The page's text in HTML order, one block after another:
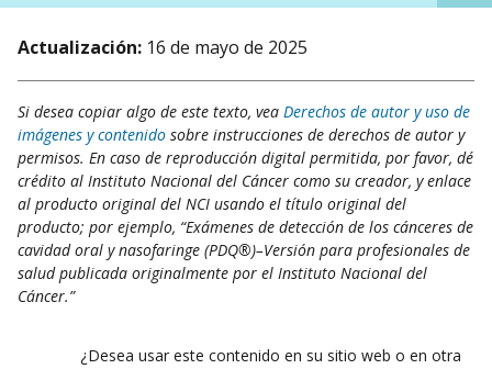
Actualización: 16 de mayo de 2025
Si desea copiar algo de este texto, vea Derechos de autor y uso de
imágenes y contenido sobre instrucciones de derechos de autor y
permisos. En caso de reproducción digital permitida, por favor, dé
crédito al Instituto Nacional del Cáncer como su creador, y enlace
al producto original del NCI usando el título original del
producto; por ejemplo, “Exámenes de detección de los cánceres de
cavidad oral y nasofaringe (PDQ®)–Versión para profesionales de
salud publicada originalmente por el Instituto Nacional del
Cáncer.”
¿Desea usar este contenido en su sitio web o en otra